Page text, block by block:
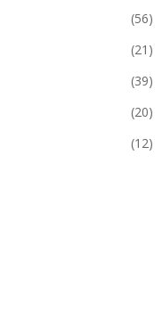
(56)
(21)
(39)
(20)
(12)